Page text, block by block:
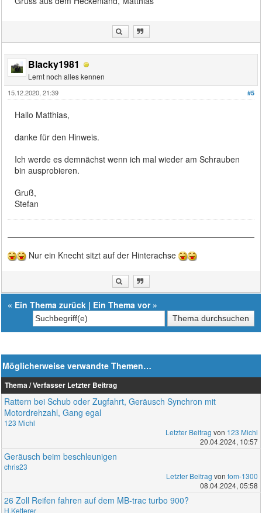
Blacky1981
Lernt noch alles kennen
#5
15.12.2020, 21:39
Hallo Matthias,
danke für den Hinweis.
Ich werde es demnächst wenn ich mal wieder am Schrauben
bin ausprobieren.
Gruß,
Stefan
Nur ein Knecht sitzt auf der Hinterachse
« Ein Thema zurück | Ein Thema vor»
Möglicherweise verwandte Themen…
Thema / Verfasser Letzter Beitrag
Rattern bei Schub oder Zugfahrt, Geräusch Synchron mit
Motordrehzahl, Gang egal
123 Michl
Letzter Beitrag von 123 Michl
20.04.2024, 10:57
Geräusch beim beschleunigen
chris23
Letzter Beitrag von tom-1300
08.04.2024, 05:58
26 Zoll Reifen fahren auf dem MB-trac turbo 900?
H.Ketterer